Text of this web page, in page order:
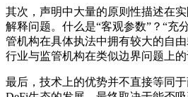
其次，声明中大量的原则性描述在
解释问题。什么是“客观参数”？“充
管机构在具体执法中拥有较大的自
行业与监管机构在类似边界问题上的
最后，技术上的优势并不直接等同